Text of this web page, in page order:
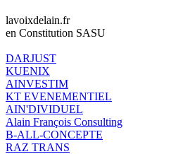
lavoixdelain.fr
en Constitution SASU
DARJUST
KUENIX
AINVESTIM
KT EVENEMENTIEL
AIN'DIVIDUEL
Alain François Consulting
B-ALL-CONCEPTE
RAZ TRANS